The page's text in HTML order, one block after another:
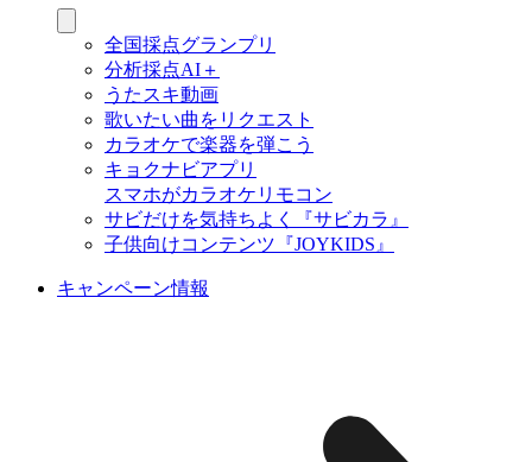
全国採点グランプリ
分析採点AI＋
うたスキ動画
歌いたい曲をリクエスト
カラオケで楽器を弾こう
キョクナビアプリ
スマホがカラオケリモコン
サビだけを気持ちよく『サビカラ』
子供向けコンテンツ『JOYKIDS』
キャンペーン情報